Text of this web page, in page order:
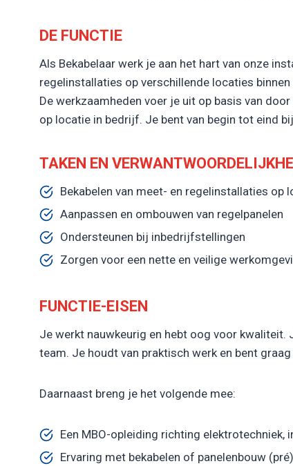
DE FUNCTIE
Als Bekabelaar werk je aan het hart van onze
regelinstallaties op verschillende locaties
De werkzaamheden voer je uit op basis van
op locatie in bedrijf. Je bent van begin tot eind
TAKEN EN
Bekabelen van meet- en regelinstallaties op
Aanpassen en ombouwen van regelpanelen
Ondersteunen bij inbedrijfstellingen
Zorgen voor een nette en veilige
FUNCTIE-EISEN
Je werkt nauwkeurig en hebt oog voor
team. Je houdt van praktisch werk en bent
Daarnaast breng je het volgende mee:
Een MBO-opleiding richting
Ervaring met bekabelen of panelenbouw (pré)